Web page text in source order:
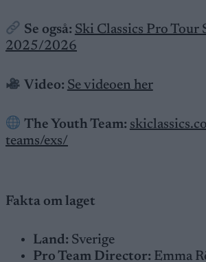
Se også: Ski Classics Pro Tour
2025/2026
Video: Se videoen her
The Youth Team:
teams/exs/
Fakta om laget
Land: Sverige
Pro Team Director: Emma